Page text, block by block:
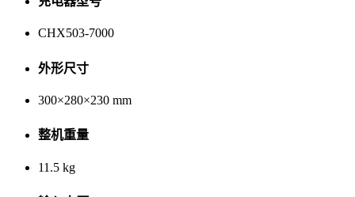
CHX503-7000
外形尺寸
300×280×230 mm
整机重量
11.5 kg